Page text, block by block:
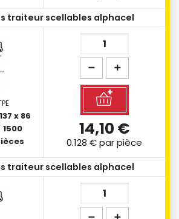
x 86
1500
traiteur scellables alphacel
14,10 €
0.128 €par pièce
traiteur scellables alphacel